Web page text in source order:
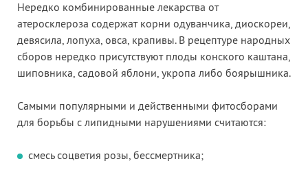
Нередко комбинированные лекарства от
атеросклероза содержат корни одуванчика, диоскореи,
девясила, лопуха, овса, крапивы. В рецептуре народных
сборов нередко присутствуют плоды конского каштана,
шиповника, садовой яблони, укропа либо боярышника.
Самыми популярными и действенными фитосборами
для борьбы с липидными нарушениями считаются:
смесь соцветия розы, бессмертника;